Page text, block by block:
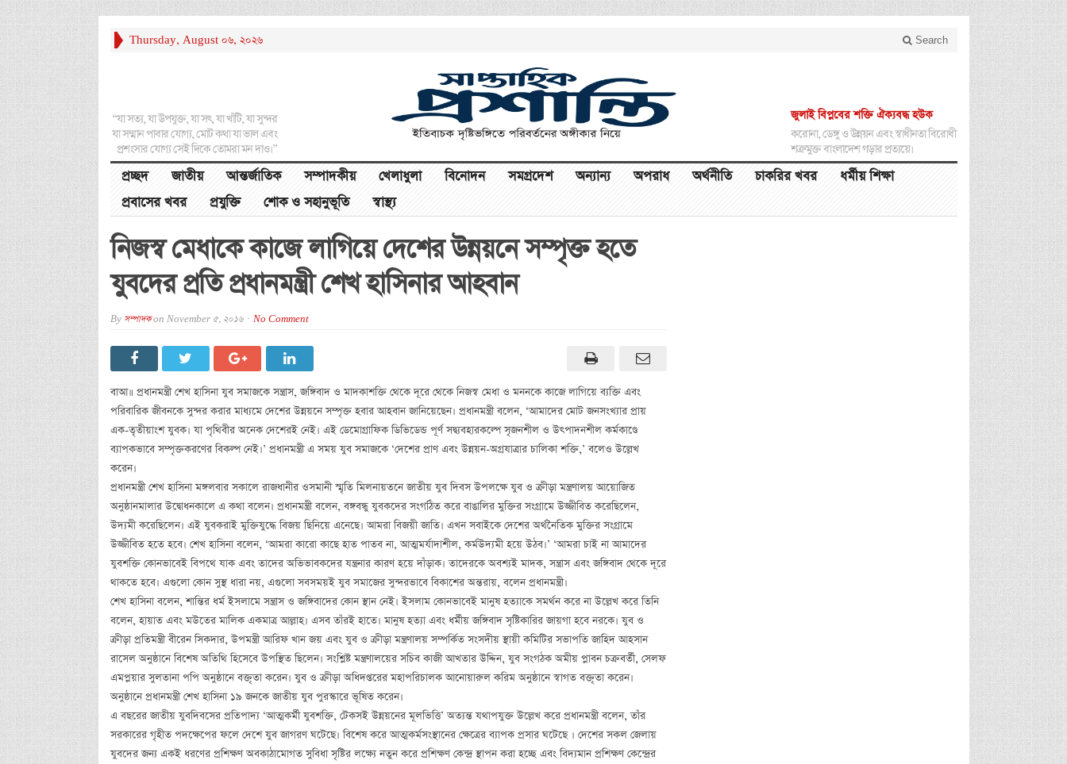
Thursday, August 06, 2026 Search
“যা সত্য, যা উপযুক্ত, যা সৎ, যা খাঁটি, যা সুন্দর
যা সম্মান পাবার যোগ্য, মোট কথা যা ভাল এবং
প্রশংসার যোগ্য সেই দিকে তোমরা মন দাও।”
জুলাই বিপ্লবের শক্তি ঐক্যবদ্ধ হউক
করোনা, ডেঙ্গু ও উন্নয়ন এবং স্বাধীনতা বিরোধী
শত্রুমুক্ত বাংলাদেশ গড়ার প্রত্যয়ে।
প্রচ্ছদ জাতীয় আন্তর্জাতিক সম্পাদকীয় খেলাধুলা বিনোদন সমগ্রদেশ অন্যান্য অপরাধ অর্থনীতি চাকরির খবর
ধর্মীয় শিক্ষা
প্রবাসের খবর
প্রযুক্তি শোক ও সহানুভূতি স্বাস্থ্য
নিজস্ব মেধাকে কাজে লাগিয়ে দেশের উন্নয়নে সম্পৃক্ত হতে
যুবদের প্রতি প্রধানমন্ত্রী শেখ হাসিনার আহবান
By সম্পাদকon November 5, 2016 No Comment
বাআ॥ প্রধানমন্ত্রী শেখ হাসিনা যুব সমাজকে সন্ত্রাস, জঙ্গিবাদ ও মাদকাশক্তি থেকে দূরে থেকে নিজস্ব মেধা ও মননকে কাজে লাগিয়ে ব্যক্তি এবং
পরিবারিক জীবনকে সুন্দর করার মাধ্যমে দেশের উন্নয়নে সম্পৃক্ত হবার আহবান জানিয়েছেন। প্রধানমন্ত্রী বলেন, ‘আমাদের মোট জনসংখ্যার প্রায়
এক-তৃতীয়াংশ যুবক। যা পৃথিবীর অনেক দেশেরই নেই। এই ডেমোগ্রাফিক ডিভিডেন্ড পূর্ণ সদ্ব্যবহারকল্পে সৃজনশীল ও উৎপাদনশীল কর্মকাণ্ডে
ব্যাপকভাবে সম্পৃক্তকরণের বিকল্প নেই।’ প্রধানমন্ত্রী এ সময় যুব সমাজকে ‘দেশের প্রাণ এবং উন্নয়ন-অগ্রযাত্রার চালিকা শক্তি,’ বলেও উল্লেখ
করেন।
প্রধানমন্ত্রী শেখ হাসিনা মঙ্গলবার সকালে রাজধানীর ওসমানী স্মৃতি মিলনায়তনে জাতীয় যুব দিবস উপলক্ষে যুব ও ক্রীড়া মন্ত্রণালয় আয়োজিত
অনুষ্ঠানমালার উদ্বোধনকালে এ কথা বলেন। প্রধানমন্ত্রী বলেন, বঙ্গবন্ধু যুবকদের সংগঠিত করে বাঙালির মুক্তির সংগ্রামে উজ্জীবিত করেছিলেন,
উদ্যমী করেছিলেন। এই যুবকরাই মুক্তিযুদ্ধে বিজয় ছিনিয়ে এনেছে। আমরা বিজয়ী জাতি। এখন সবাইকে দেশের অর্থনৈতিক মুক্তির সংগ্রামে
উজ্জীবিত হতে হবে। শেখ হাসিনা বলেন, ‘আমরা কারো কাছে হাত পাতব না, আত্মমর্যাদাশীল, কর্মউদ্যমী হয়ে উঠব।’ ‘আমরা চাই না আমাদের
যুবশক্তি কোনভাবেই বিপথে যাক এবং তাদের অভিভাবকদের যন্ত্রনার কারণ হয়ে দাঁড়াক। তাদেরকে অবশ্যই মাদক, সন্ত্রাস এবং জঙ্গিবাদ থেকে দূরে
থাকতে হবে। এগুলো কোন সুস্থ ধারা নয়, এগুলো সবসময়ই যুব সমাজের সুন্দরভাবে বিকাশের অন্তরায়, বলেন প্রধানমন্ত্রী।
শেখ হাসিনা বলেন, শান্তির ধর্ম ইসলামে সন্ত্রাস ও জঙ্গিবাদের কোন স্থান নেই। ইসলাম কোনভাবেই মানুষ হত্যাকে সমর্থন করে না উল্লেখ করে তিনি
বলেন, হায়াত এবং মউতের মালিক একমাত্র আল্লাহ। এসব তাঁরই হাতে। মানুষ হত্যা এবং ধর্মীয় জঙ্গিবাদ সৃষ্টিকারির জায়গা হবে নরকে। যুব ও
ক্রীড়া প্রতিমন্ত্রী বীরেন সিকদার, উপমন্ত্রী আরিফ খান জয় এবং যুব ও ক্রীড়া মন্ত্রণালয় সম্পর্কিত সংসদীয় স্থায়ী কমিটির সভাপতি জাহিদ আহসান
রাসেল অনুষ্ঠানে বিশেষ অতিথি হিসেবে উপস্থিত ছিলেন। সংশ্লিষ্ট মন্ত্রণালয়ের সচিব কাজী আখতার উদ্দিন, যুব সংগঠক অমীয় প্লাবন চক্রবর্তী, সেলফ
এমপ্লয়ার সুলতানা পপি অনুষ্ঠানে বক্তৃতা করেন। যুব ও ক্রীড়া অধিদপ্তরের মহাপরিচালক আনোয়ারুল করিম অনুষ্ঠানে স্বাগত বক্তৃতা করেন।
অনুষ্ঠানে প্রধানমন্ত্রী শেখ হাসিনা ১৯ জনকে জাতীয় যুব পুরস্কারে ভূষিত করেন।
এ বছরের জাতীয় যুবদিবসের প্রতিপাদ্য ‘আত্মকর্মী যুবশক্তি, টেকসই উন্নয়নের মূলভিত্তি’ অত্যন্ত যথাপযুক্ত উল্লেখ করে প্রধানমন্ত্রী বলেন, তাঁর
সরকারের গৃহীত পদক্ষেপের ফলে দেশে যুব জাগরণ ঘটেছে। বিশেষ করে আত্মকর্মসংস্থানের ক্ষেত্রের ব্যাপক প্রসার ঘটেছে । দেশের সকল জেলায়
যুবদের জন্য একই ধরণের প্রশিক্ষণ অবকাঠামোগত সুবিধা সৃষ্টির লক্ষ্যে নতুন করে প্রশিক্ষণ কেন্দ্র স্থাপন করা হচ্ছে এবং বিদ্যমান প্রশিক্ষণ কেন্দ্রের